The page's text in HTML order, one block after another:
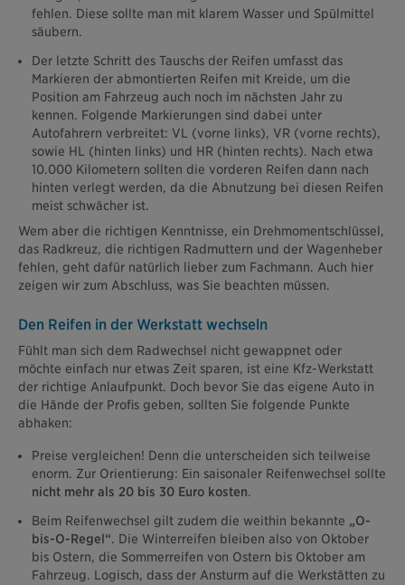
fehlen. Diese sollte man mit klarem Wasser und Spülmittel
säubern.
Der letzte Schritt des Tauschs der Reifen umfasst das
Markieren der abmontierten Reifen mit Kreide, um die
Position am Fahrzeug auch noch im nächsten Jahr zu
kennen. Folgende Markierungen sind dabei unter
Autofahrern verbreitet: VL (vorne links), VR (vorne rechts),
sowie HL (hinten links) und HR (hinten rechts). Nach etwa
10.000 Kilometern sollten die vorderen Reifen dann nach
hinten verlegt werden, da die Abnutzung bei diesen Reifen
meist schwächer ist.
Wem aber die richtigen Kenntnisse, ein Drehmomentschlüssel,
das Radkreuz, die richtigen Radmuttern und der Wagenheber
fehlen, geht dafür natürlich lieber zum Fachmann. Auch hier
zeigen wir zum Abschluss, was Sie beachten müssen.
Den Reifen in der Werkstatt wechseln
Fühlt man sich dem Radwechsel nicht gewappnet oder
möchte einfach nur etwas Zeit sparen, ist eine Kfz-Werkstatt
der richtige Anlaufpunkt. Doch bevor Sie das eigene Auto in
die Hände der Profis geben, sollten Sie folgende Punkte
abhaken:
Preise vergleichen! Denn die unterscheiden sich teilweise
enorm. Zur Orientierung: Ein saisonaler Reifenwechsel sollte
nicht mehr als 20 bis 30 Euro kosten.
Beim Reifenwechsel gilt zudem die weithin bekannte „O-
bis-O-Regel“. Die Winterreifen bleiben also von Oktober
bis Ostern, die Sommerreifen von Ostern bis Oktober am
Fahrzeug. Logisch, dass der Ansturm auf die Werkstätten zu